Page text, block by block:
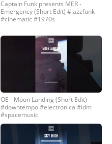
Captain Funk presents MER -
Emergency (Short Edit) #jazzfunk
#cinematic #1970s
OE - Moon Landing (Short Edit)
#downtempo #electronica #idm
#spacemusic